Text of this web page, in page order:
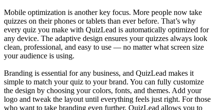
Mobile optimization is another key focus. More people now take
quizzes on their phones or tablets than ever before. That’s why
every quiz you make with QuizLead is automatically optimized for
any device. The adaptive design ensures your quizzes always look
clean, professional, and easy to use — no matter what screen size
your audience is using.
Branding is essential for any business, and QuizLead makes it
simple to match your quiz to your brand. You can fully customize
the design by choosing your colors, fonts, and themes. Add your
logo and tweak the layout until everything feels just right. For those
who want to take branding even further, QuizLead allows you to